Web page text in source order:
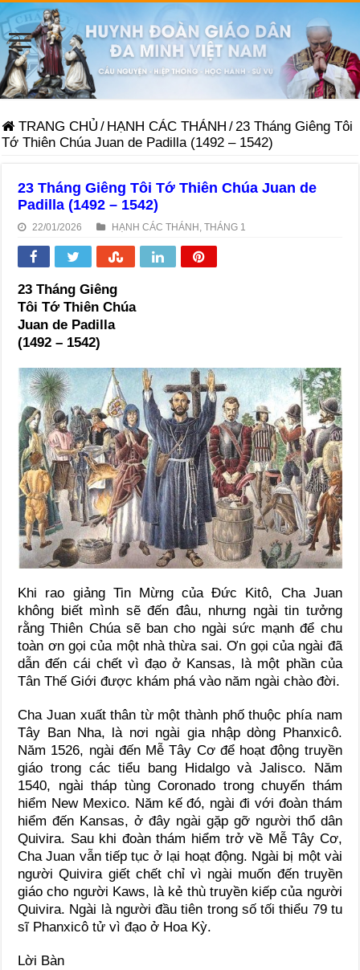
TRANG CHỦ / HẠNH CÁC THÁNH / 23 Tháng Giêng Tôi
Tớ Thiên Chúa Juan de Padilla (1492 – 1542)
23 Tháng Giêng Tôi Tớ Thiên Chúa Juan de
Padilla (1492 – 1542)
22/01/2026 HẠNH CÁC THÁNH ,THÁNG 1
23 Tháng Giêng
Tôi Tớ Thiên Chúa
Juan de Padilla
(1492 – 1542)
Khi rao giảng Tin Mừng của Ðức Kitô, Cha Juan
không biết mình sẽ đến đâu, nhưng ngài tin tưởng
rằng Thiên Chúa sẽ ban cho ngài sức mạnh để chu
toàn ơn gọi của một nhà thừa sai. Ơn gọi của ngài đã
dẫn đến cái chết vì đạo ở Kansas, là một phần của
Tân Thế Giới được khám phá vào năm ngài chào đời.
Cha Juan xuất thân từ một thành phố thuộc phía nam
Tây Ban Nha, là nơi ngài gia nhập dòng Phanxicô.
Năm 1526, ngài đến Mễ Tây Cơ để hoạt động truyền
giáo trong các tiểu bang Hidalgo và Jalisco. Năm
1540, ngài tháp tùng Coronado trong chuyến thám
hiểm New Mexico. Năm kế đó, ngài đi với đoàn thám
hiểm đến Kansas, ở đây ngài gặp gỡ người thổ dân
Quivira. Sau khi đoàn thám hiểm trở về Mễ Tây Cơ,
Cha Juan vẫn tiếp tục ở lại hoạt động. Ngài bị một vài
người Quivira giết chết chỉ vì ngài muốn đến truyền
giáo cho người Kaws, là kẻ thù truyền kiếp của người
Quivira. Ngài là người đầu tiên trong số tối thiểu 79 tu
sĩ Phanxicô tử vì đạo ở Hoa Kỳ.
Lời Bàn